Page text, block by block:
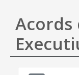
Acords